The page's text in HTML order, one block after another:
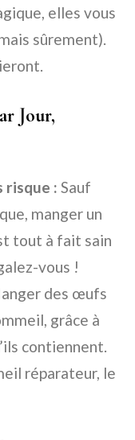
elles vous
sûrement).
Jour,
risque : Sauf
manger un
tout à fait sain
vous !
des œufs
grâce à
contiennent.
réparateur, le